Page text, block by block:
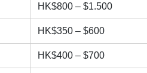
HK$800 – $1.500
HK$350 – $600
HK$400 – $700